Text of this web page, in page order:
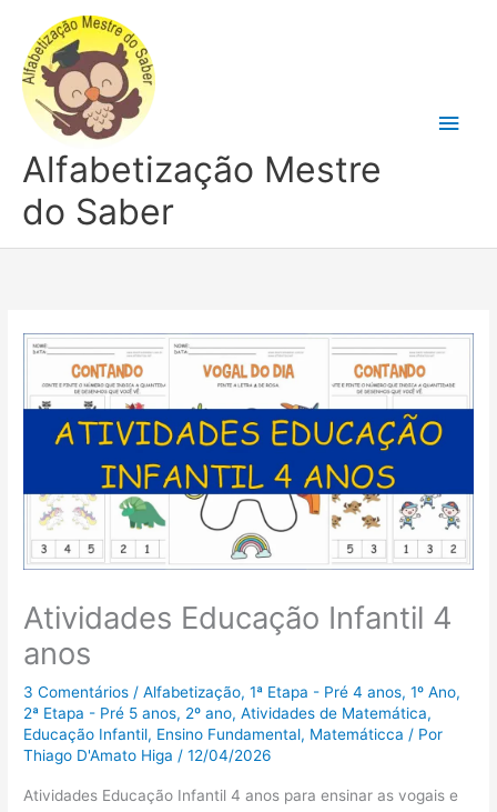
conteúdo
Alfabetização Mestre
do Saber
Atividades Educação Infantil 4
anos
3 Comentários /Alfabetização,1ª Etapa - Pré 4 anos,1º Ano,
2ª Etapa - Pré 5 anos, 2º ano,Atividades de Matemática,
Educação Infantil, Ensino Fundamental, Matemáticca / Por
Thiago D'Amato Higa /12/04/2026
Atividades Educação Infantil 4 anos para ensinar as vogais e